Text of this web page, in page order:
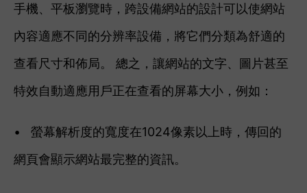
手機、平板瀏覽時，跨設備網站的設計可以使網站
內容適應不同的分辨率設備，將它們分類為舒適的
查看尺寸和佈局。 總之，讓網站的文字、圖片甚至
特效自動適應用戶正在查看的屏幕大小，例如：
•
螢幕解析度的寬度在1024像素以上時，傳回的
網頁會顯示網站最完整的資訊。